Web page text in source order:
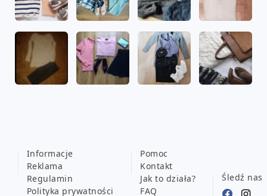
Informacje
Reklama
Regulamin
Polityka prywatności
Pomoc
Kontakt
Jak to działa?
FAQ
Śledź nas